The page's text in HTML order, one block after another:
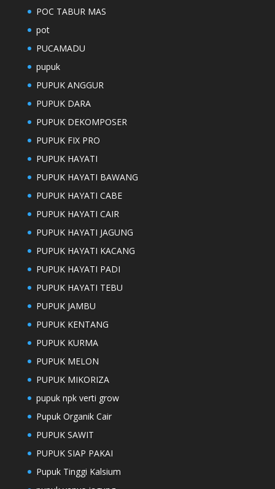
POC TABUR MAS
pot
PUCAMADU
pupuk
PUPUK ANGGUR
PUPUK DARA
PUPUK DEKOMPOSER
PUPUK FIX PRO
PUPUK HAYATI
PUPUK HAYATI BAWANG
PUPUK HAYATI CABE
PUPUK HAYATI CAIR
PUPUK HAYATI JAGUNG
PUPUK HAYATI KACANG
PUPUK HAYATI PADI
PUPUK HAYATI TEBU
PUPUK JAMBU
PUPUK KENTANG
PUPUK KURMA
PUPUK MELON
PUPUK MIKORIZA
pupuk npk verti grow
Pupuk Organik Cair
PUPUK SAWIT
PUPUK SIAP PAKAI
Pupuk Tinggi Kalsium